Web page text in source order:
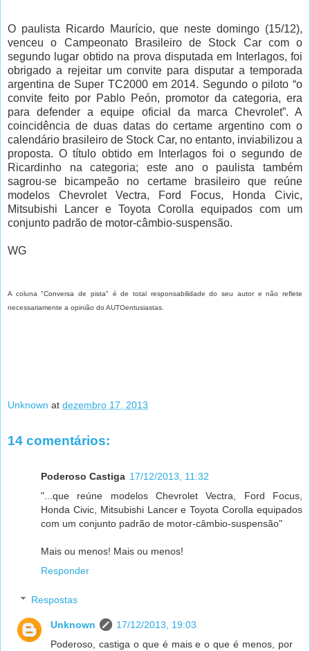
O paulista Ricardo Maurício, que neste domingo (15/12),
venceu o Campeonato Brasileiro de Stock Car com o
segundo lugar obtido na prova disputada em Interlagos, foi
obrigado a rejeitar um convite para disputar a temporada
argentina de Super TC2000 em 2014. Segundo o piloto “o
convite feito por Pablo Peón, promotor da categoria, era
para defender a equipe oficial da marca Chevrolet”. A
coincidência de duas datas do certame argentino com o
calendário brasileiro de Stock Car, no entanto, inviabilizou a
proposta. O título obtido em Interlagos foi o segundo de
Ricardinho na categoria; este ano o paulista também
sagrou-se bicampeão no certame brasileiro que reúne
modelos Chevrolet Vectra, Ford Focus, Honda Civic,
Mitsubishi Lancer e Toyota Corolla equipados com um
conjunto padrão de motor-câmbio-suspensão.
WG
A coluna "Conversa de pista" é de total responsabilidade do seu autor e não reflete
necessariamente a opinião do AUTOentusiastas.
Unknown at dezembro 17, 2013
14 comentários:
Poderoso Castiga 17/12/2013, 11:32
"...que reúne modelos Chevrolet Vectra, Ford Focus,
Honda Civic, Mitsubishi Lancer e Toyota Corolla equipados
com um conjunto padrão de motor-câmbio-suspensão"
Mais ou menos! Mais ou menos!
Responder
Respostas
Unknown
17/12/2013, 19:03
Poderoso, castiga o que é mais e o que é menos, por